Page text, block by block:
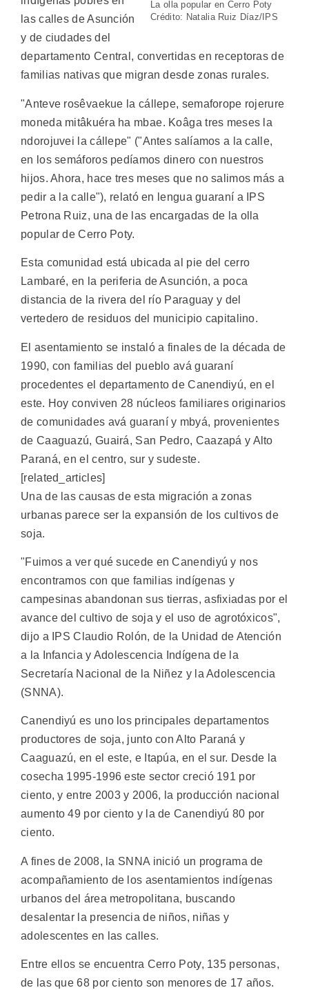
La olla popular en Cerro Poty
Crédito: Natalia Ruiz Díaz/IPS
las calles de Asunción
y de ciudades del
departamento Central, convertidas en receptoras de
familias nativas que migran desde zonas rurales.
"Anteve rosêvaekue la cállepe, semaforope rojerure
moneda mitâkuéra ha mbae. Koâga tres meses la
ndorojuvei la cállepe" ("Antes salíamos a la calle,
en los semáforos pedíamos dinero con nuestros
hijos. Ahora, hace tres meses que no salimos más a
pedir a la calle"), relató en lengua guaraní a IPS
Petrona Ruiz, una de las encargadas de la olla
popular de Cerro Poty.
Esta comunidad está ubicada al pie del cerro
Lambaré, en la periferia de Asunción, a poca
distancia de la rivera del río Paraguay y del
vertedero de residuos del municipio capitalino.
El asentamiento se instaló a finales de la década de
1990, con familias del pueblo avá guaraní
procedentes el departamento de Canendiyú, en el
este. Hoy conviven 28 núcleos familiares originarios
de comunidades avá guaraní y mbyá, provenientes
de Caaguazú, Guairá, San Pedro, Caazapá y Alto
Paraná, en el centro, sur y sudeste.
[related_articles]
Una de las causas de esta migración a zonas
urbanas parece ser la expansión de los cultivos de
soja.
"Fuimos a ver qué sucede en Canendiyú y nos
encontramos con que familias indígenas y
campesinas abandonan sus tierras, asfixiadas por el
avance del cultivo de soja y el uso de agrotóxicos",
dijo a IPS Claudio Rolón, de la Unidad de Atención
a la Infancia y Adolescencia Indígena de la
Secretaría Nacional de la Niñez y la Adolescencia
(SNNA).
Canendiyú es uno los principales departamentos
productores de soja, junto con Alto Paraná y
Caaguazú, en el este, e Itapúa, en el sur. Desde la
cosecha 1995-1996 este sector creció 191 por
ciento, y entre 2003 y 2006, la producción nacional
aumento 49 por ciento y la de Canendiyú 80 por
ciento.
A fines de 2008, la SNNA inició un programa de
acompañamiento de los asentamientos indígenas
urbanos del área metropolitana, buscando
desalentar la presencia de niños, niñas y
adolescentes en las calles.
Entre ellos se encuentra Cerro Poty, 135 personas,
de las que 68 por ciento son menores de 17 años.